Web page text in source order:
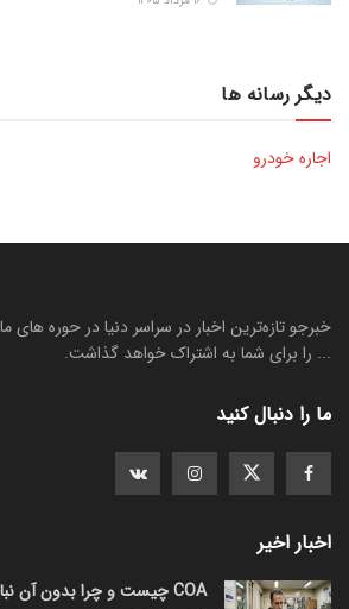
دیگر رسانه ها
اجاره خودرو
خبرجو تازه‌ترین اخبار در سراسر دنیا در حوره
... را برای شما به اشتراک خواهد گذاشت.
ما را دنبال کنید
اخبار اخیر
COA چیست و چرا بدون آن نباید ماده شیمیایی خرید؟